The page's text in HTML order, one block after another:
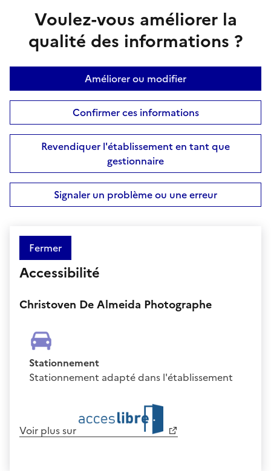
Voulez-vous améliorer la
qualité des informations ?
Améliorer ou modifier
Confirmer ces informations
Revendiquer l'établissement en tant que
gestionnaire
Signaler un problème ou une erreur
Fermer
Accessibilité
Christoven De Almeida Photographe
Stationnement
Stationnement adapté dans l'établissement
Voir plus sur